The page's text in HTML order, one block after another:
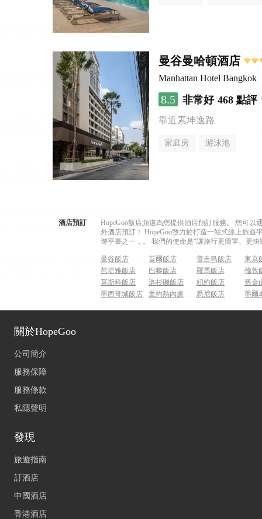
曼谷曼哈頓酒店
Manhattan Hotel Bangkok
8.5 非常好 468 點評
靠近素坤逸路
家庭房 游泳池
酒店預訂
HopeGoo飯店頻道為您提供酒店預訂服務。 您可
外酒店預訂！ HopeGoo致力於打造一站式線上旅
遊平臺之一，。 我們的使命是“讓旅行更簡單、更
曼谷飯店 首爾飯店 普吉島飯店
東京
芭堤雅飯店
巴黎飯店 羅馬飯店
倫敦
莫斯科飯店
洛杉磯飯店 紐約飯店
舊金
墨西哥城飯店
里約熱內盧飯店 悉尼飯店 墨爾
關於HopeGoo
公司簡介
服務保障
服務條款
私隱聲明
發現
旅遊指南
訂酒店
中國酒店
香港酒店